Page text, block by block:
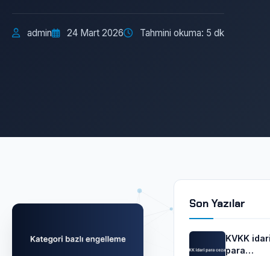
admin 24 Mart 2026 Tahmini okuma: 5 dk
Son Yazılar
KVKK
para